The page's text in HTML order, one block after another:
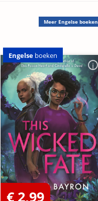
Meer Engelse boeken
Engelse boeken
€ 2,99